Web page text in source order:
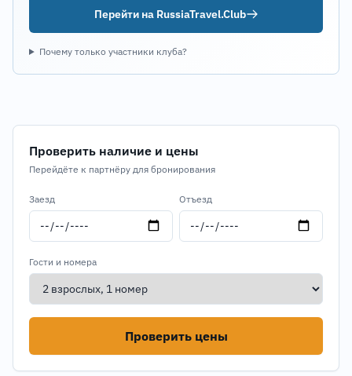
Перейти на RussiaTravel.Club
Почему только участники клуба?
Проверить наличие и цены
Перейдёте к партнёру для бронирования
Заезд Отъезд
Гости и номера
Проверить цены